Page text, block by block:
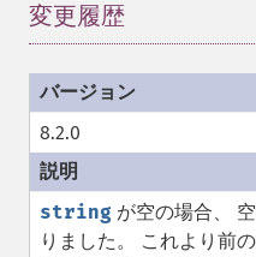
変更履歴
8.2.0
string が空の場合、
りました。 これより前